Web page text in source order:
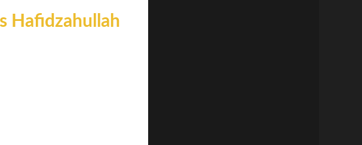
Hafidzahullah